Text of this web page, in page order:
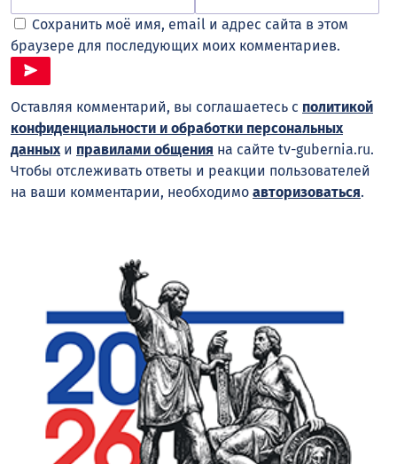
Сохранить моё имя, email и адрес сайта в этом
браузере для последующих моих комментариев.
Оставляя комментарий, вы соглашаетесь с политикой
конфиденциальности и обработки персональных
данных и правилами общения на сайте tv-gubernia.ru.
Чтобы отслеживать ответы и реакции пользователей
на ваши комментарии, необходимо авторизоваться.